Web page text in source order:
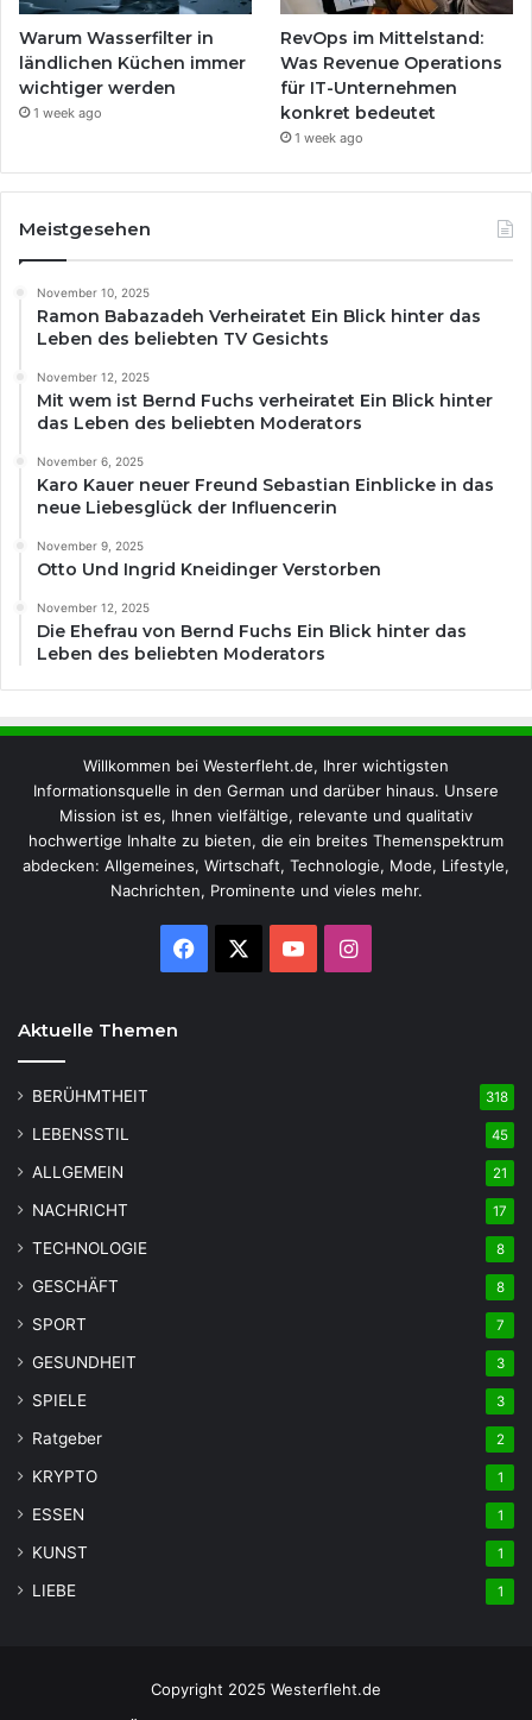
Warum Wasserfilter in
ländlichen Küchen immer
wichtiger werden
1 week ago
RevOps im Mittelstand:
Was Revenue Operations
für IT-Unternehmen
konkret bedeutet
1 week ago
Meistgesehen
November 10, 2025
Ramon Babazadeh Verheiratet Ein Blick hinter das
Leben des beliebten TV Gesichts
November 12, 2025
Mit wem ist Bernd Fuchs verheiratet Ein Blick hinter
das Leben des beliebten Moderators
November 6, 2025
Karo Kauer neuer Freund Sebastian Einblicke in das
neue Liebesglück der Influencerin
November 9, 2025
Otto Und Ingrid Kneidinger Verstorben
November 12, 2025
Die Ehefrau von Bernd Fuchs Ein Blick hinter das
Leben des beliebten Moderators
Willkommen bei Westerfleht.de, Ihrer wichtigsten
Informationsquelle in den German und darüber hinaus. Unsere
Mission ist es, Ihnen vielfältige, relevante und qualitativ
hochwertige Inhalte zu bieten, die ein breites Themenspektrum
abdecken: Allgemeines, Wirtschaft, Technologie, Mode, Lifestyle,
Nachrichten, Prominente und vieles mehr.
Facebook YouTubeInstagram
Aktuelle Themen
BERÜHMTHEIT 318
LEBENSSTIL 45
ALLGEMEIN 21
NACHRICHT 17
TECHNOLOGIE 8
GESCHÄFT 8
SPORT 7
GESUNDHEIT 3
SPIELE 3
Ratgeber 2
KRYPTO 1
ESSEN 1
KUNST 1
LIEBE 1
Copyright 2025 Westerfleht.de